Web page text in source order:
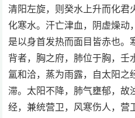
清阳左旋，则癸水上升而化君
化寒水。汗亡津血，阴虚燥动
是以身首发热而面目皆赤也。
背者，胸之府，肺位于胸，
氲和洽，蒸为雨露，自太阳之
滞。太阳不降，肺气壅郁，故
经，兼统营卫，风寒伤人，营